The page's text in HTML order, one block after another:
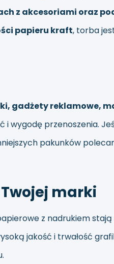
z akcesoriami oraz
papieru kraft, torba
gadżety reklamowe,
i wygodę przenoszenia.
pakunków
marki
z nadrukiem stają
jakość i trwałość